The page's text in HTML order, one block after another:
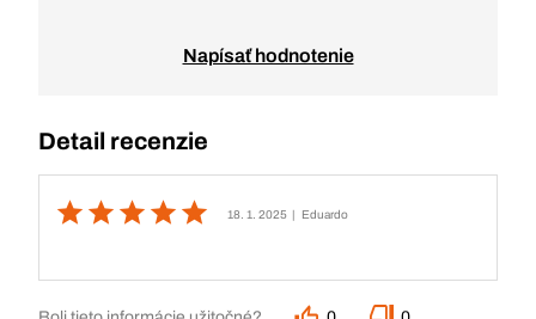
Napísať hodnotenie
Detail recenzie
18. 1. 2025 | Eduardo